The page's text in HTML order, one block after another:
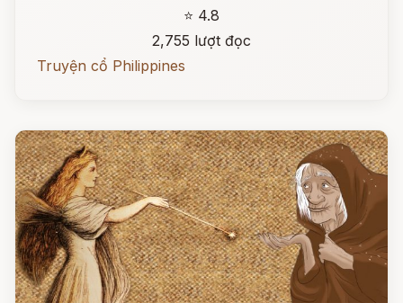
⭐ 4.8
2,755 lượt đọc
Truyện cổ Philippines